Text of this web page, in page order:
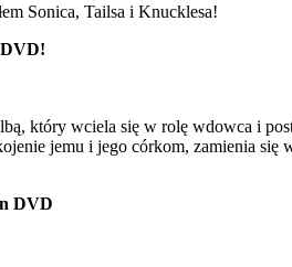
Sonica, Tailsa i Knucklesa!
który wciela się w rolę wdowca i
jemu i jego córkom, zamienia
DVD